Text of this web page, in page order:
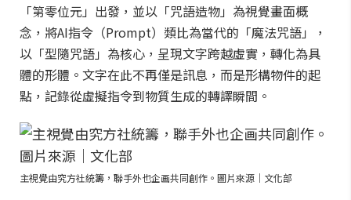
「第零位元」出發，並以「咒語造物」為視覺畫面概
念，將AI指令（Prompt）類比為當代的「魔法咒語」，
以「型隨咒語」為核心，呈現文字跨越虛實，轉化為具
體的形體。文字在此不再僅是訊息，而是形構物件的起
點，記錄從虛擬指令到物質生成的轉譯瞬間。
主視覺由究方社統籌，聯手外也企画共同創作。圖片來源｜文化部